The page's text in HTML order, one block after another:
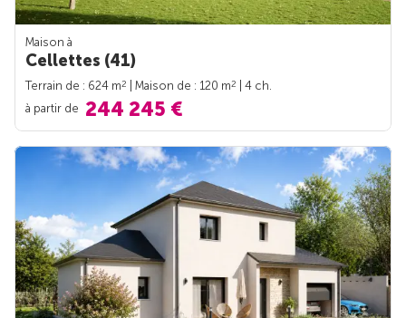
Maison à
Cellettes (41)
Terrain de : 624 m2 | Maison de : 120 m2
| 4 ch.
à partir de 244 245 €